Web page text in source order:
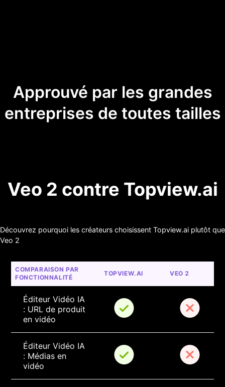
Approuvé par les grandes
entreprises de toutes tailles
Veo 2 contre Topview.ai
Découvrez pourquoi les créateurs choisissent Topview.ai plutôt que
Veo 2
COMPARAISON PAR
FONCTIONNALITÉ
TOPVIEW.AI VEO 2
Éditeur Vidéo IA
: URL de produit
en vidéo
Éditeur Vidéo IA
: Médias en
vidéo